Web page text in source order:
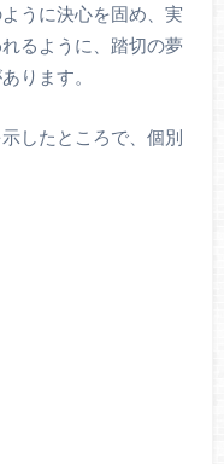
うに決心を固め、実
るように、踏切の夢
ります。
したところで、個別